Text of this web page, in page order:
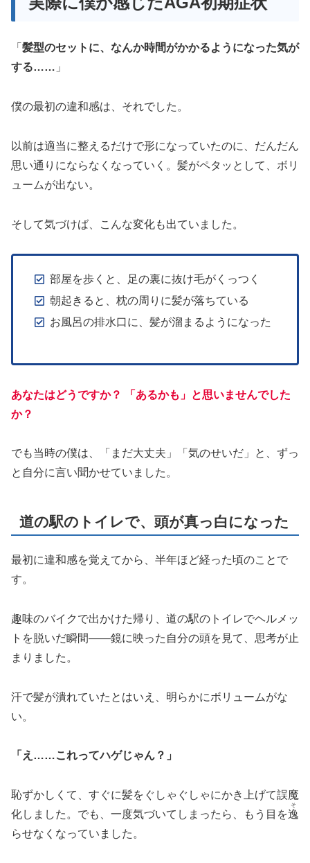
「 髪型のセットに、なんか時間がかかるようになった気が
する…… 」
僕の最初の違和感は、それでした。
以前は適当に整えるだけで形になっていたのに、だんだん
思い通りにならなくなっていく。髪がペタッとして、ボリ
ュームが出ない。
そして気づけば、こんな変化も出ていました。
部屋を歩くと、足の裏に抜け毛がくっつく
朝起きると、枕の周りに髪が落ちている
お風呂の排水口に、髪が溜まるようになった
あなたはどうですか？ 「あるかも」と思いませんでした
か？
でも当時の僕は、「まだ大丈夫」「気のせいだ」と、ずっ
と自分に言い聞かせていました。
道の駅のトイレで、頭が真っ白になった
最初に違和感を覚えてから、半年ほど経った頃のことで
す。
趣味のバイクで出かけた帰り、道の駅のトイレでヘルメッ
トを脱いだ瞬間——鏡に映った自分の頭を見て、思考が止
まりました。
汗で髪が潰れていたとはいえ、明らかにボリュームがな
い。
「え……これってハゲじゃん？」
恥ずかしくて、すぐに髪をぐしゃぐしゃにかき上げて誤魔
化しました。でも、一度気づいてしまったら、もう目を逸
そ
らせなくなっていました。